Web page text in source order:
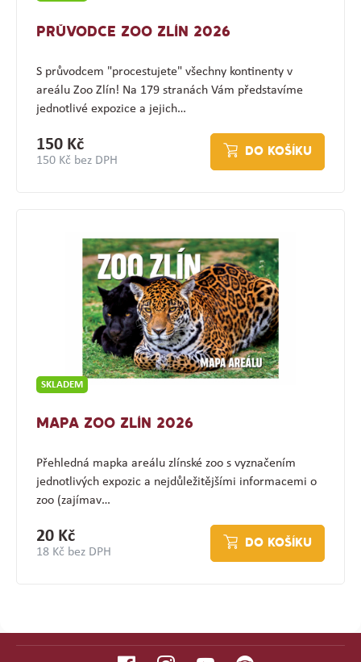
PRŮVODCE ZOO ZLÍN 2026
S průvodcem "procestujete" všechny kontinenty v
areálu Zoo Zlín! Na 179 stranách Vám představíme
jednotlivé expozice a jejich…
150 Kč
150 Kč bez DPH
DO KOŠÍKU
SKLADEM
MAPA ZOO ZLÍN 2026
Přehledná mapka areálu zlínské zoo s vyznačením
jednotlivých expozic a nejdůležitějšími informacemi o
zoo (zajímav…
20 Kč
18 Kč bez DPH
DO KOŠÍKU